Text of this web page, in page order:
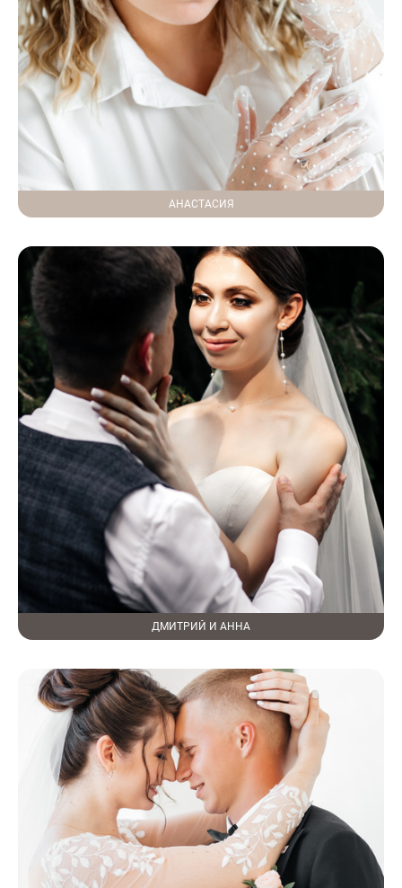
АНАСТАСИЯ
ДМИТРИЙ И АННА